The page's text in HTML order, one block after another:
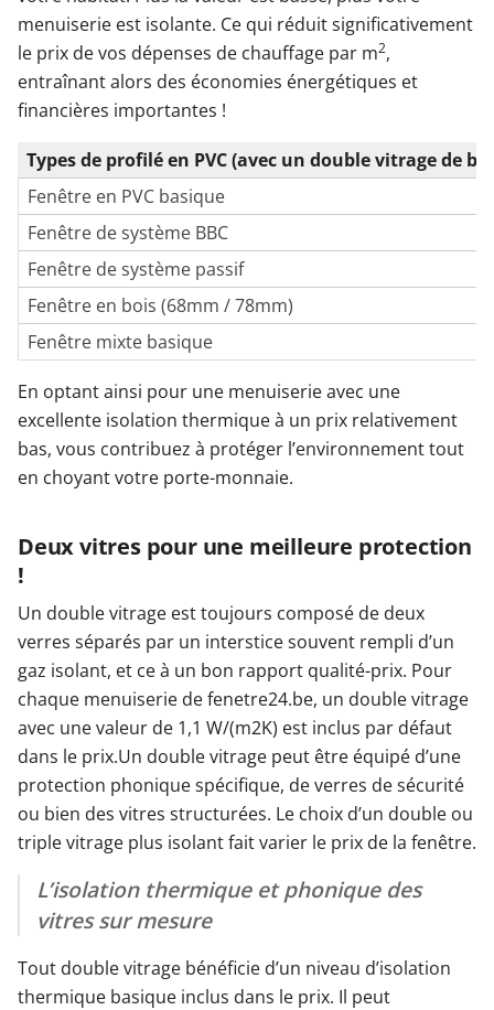
menuiserie est isolante. Ce qui réduit significativement
le prix de vos dépenses de chauffage par m2,
entraînant alors des économies énergétiques et
financières importantes !
Types de profilé en PVC (avec un double vitrage de
Fenêtre en PVC basique
Fenêtre de système BBC
Fenêtre de système passif
Fenêtre en bois (68mm / 78mm)
Fenêtre mixte basique
En optant ainsi pour une menuiserie avec une
excellente isolation thermique à un prix relativement
bas, vous contribuez à protéger l’environnement tout
en choyant votre porte-monnaie.
Deux vitres pour une meilleure protection
!
Un double vitrage est toujours composé de deux
verres séparés par un interstice souvent rempli d’un
gaz isolant, et ce à un bon rapport qualité-prix. Pour
chaque menuiserie de fenetre24.be, un double vitrage
avec une valeur de 1,1 W/(m2K) est inclus par défaut
dans le prix.Un double vitrage peut être équipé d’une
protection phonique spécifique, de verres de sécurité
ou bien des vitres structurées. Le choix d’un double ou
triple vitrage plus isolant fait varier le prix de la fenêtre.
L’isolation thermique et phonique des
vitres sur mesure
Tout double vitrage bénéficie d’un niveau d’isolation
thermique basique inclus dans le prix. Il peut